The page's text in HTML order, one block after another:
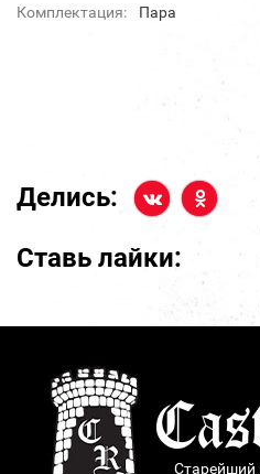
Комплектация:
Пара
Делись:
Ставь лайки:
Старейший